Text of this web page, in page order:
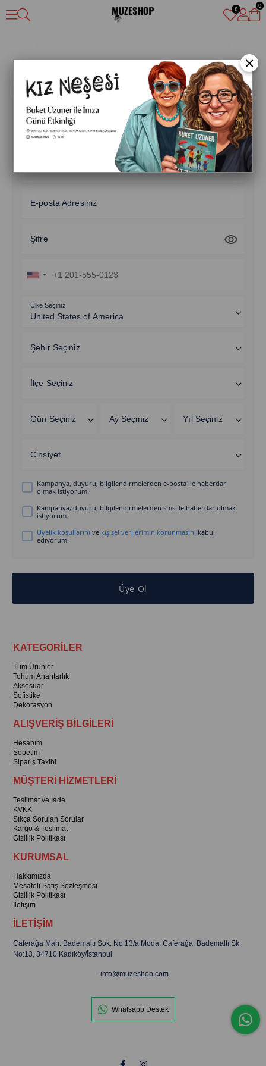
0
0
Yeni Üyelik
Adınız
E-posta Adresiniz
Şifre
Ülke Seçiniz
Şehir Seçiniz
İlçe Seçiniz
Gün Seçiniz Ay Seçiniz Yıl Seçiniz
Cinsiyet
Kampanya, duyuru, bilgilendirmelerden e-posta ile haberdar
olmak istiyorum.
Kampanya, duyuru, bilgilendirmelerden sms ile haberdar olmak
istiyorum.
Üyelik koşullarını ve kişisel verilerimin korunmasını kabul
ediyorum.
Üye Ol
KATEGORİLER
Tüm Ürünler
Tohum Anahtarlık
Aksesuar
Sofistike
Dekorasyon
ALIŞVERİŞ BİLGİLERİ
Hesabım
Sepetim
Sipariş Takibi
MÜŞTERİ HİZMETLERİ
Teslimat ve İade
KVKK
Sıkça Sorulan Sorular
Kargo & Teslimat
Gizlilik Politikası
KURUMSAL
Hakkımızda
Mesafeli Satış Sözleşmesi
Gizlilik Politikası
İletişim
İLETİŞİM
Caferağa Mah. Bademaltı Sok. No:13/a Moda, Caferağa, Bademaltı Sk.
No:13, 34710 Kadıköy/İstanbul
-info@muzeshop.com
Whatsapp Destek
×